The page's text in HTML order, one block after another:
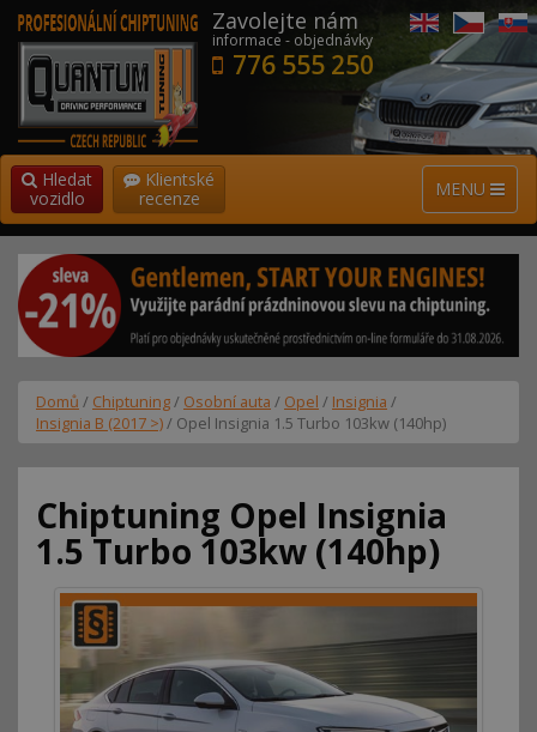
Zavolejte nám
informace - objednávky
776 555 250
MENU
Hledat
vozidlo
Klientské
recenze
Domů / Chiptuning/ Osobní auta / Opel / Insignia /
Insignia B (2017 >)/ Opel Insignia 1.5 Turbo 103kw (140hp)
Chiptuning Opel Insignia
1.5 Turbo 103kw (140hp)